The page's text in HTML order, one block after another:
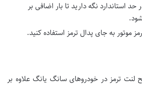
حد استاندارد نگه دارید تا بار اضافی بر
موتور به جای پدال ترمز استفاده کنید.
لنت ترمز در خودروهای سانگ یانگ علاوه بر